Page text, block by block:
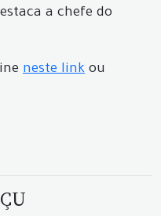
a chefe do
neste link ou